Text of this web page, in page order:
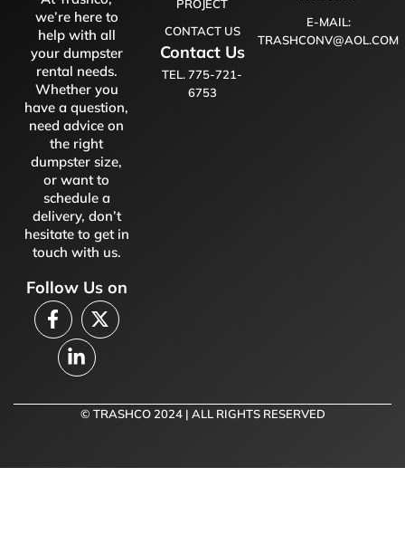
we’re here to
help with all
your dumpster
rental needs.
Whether you
have a question,
need advice on
the right
dumpster size,
or want to
schedule a
delivery, don’t
hesitate to get in
touch with us.
Follow Us on
PROJECT
CONTACT US
Contact Us
TEL. 775-721-
6753
E-MAIL:
TRASHCONV@AOL.COM
© TRASHCO 2024 | ALL RIGHTS RESERVED